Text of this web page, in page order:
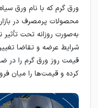
ورق گرم که با نام ورق
محصولات پرمصرف در
به‌صورت روزانه تحت
شرایط عرضه و تقاضا
قیمت روز ورق گرم را در
کرده و قیمت‌ها را میان